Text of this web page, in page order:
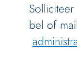
bel of